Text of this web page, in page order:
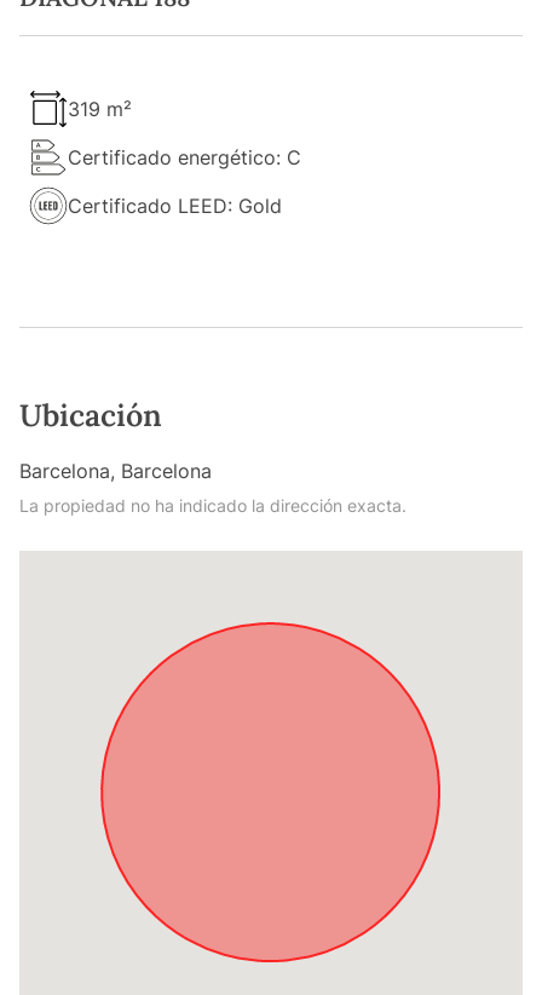
319 m²
Certificado energético: C
Certificado LEED: Gold
Ubicación
Barcelona, Barcelona
La propiedad no ha indicado la dirección exacta.